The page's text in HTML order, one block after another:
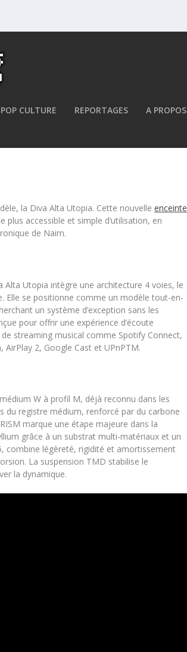
CULTURE REPORTAGES A PROPOS
la Diva Alta Utopia. Cette nouvelleenceinte
accessible et simple d’utilisation, en
de Naim.
Alta Utopia intègre une architecture 4 voies, le
Elle se positionne comme un modèle tout-en-
un système d’exception sans les
pour offrir une expérience d’écoute
streaming musical comme Spotify Connect,
2, Google Cast et UPnPTM.
W à profil M, déjà reconnu dans les
du registre médium, renforcé par du carbone
marque une étape majeure dans la
grâce à un substrat multi-matériaux et un
combine légèreté, rigidité et amortissement
La suspension TMD stabilise le
la dynamique.